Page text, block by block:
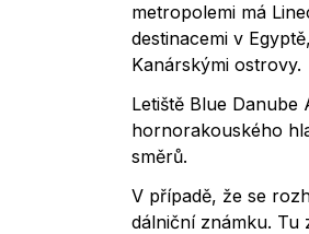
metropolemi má
destinacemi v
Kanárskými ostrovy.
Letiště Blue
hornorakouského
směrů.
V případě, že se
dálniční známku.